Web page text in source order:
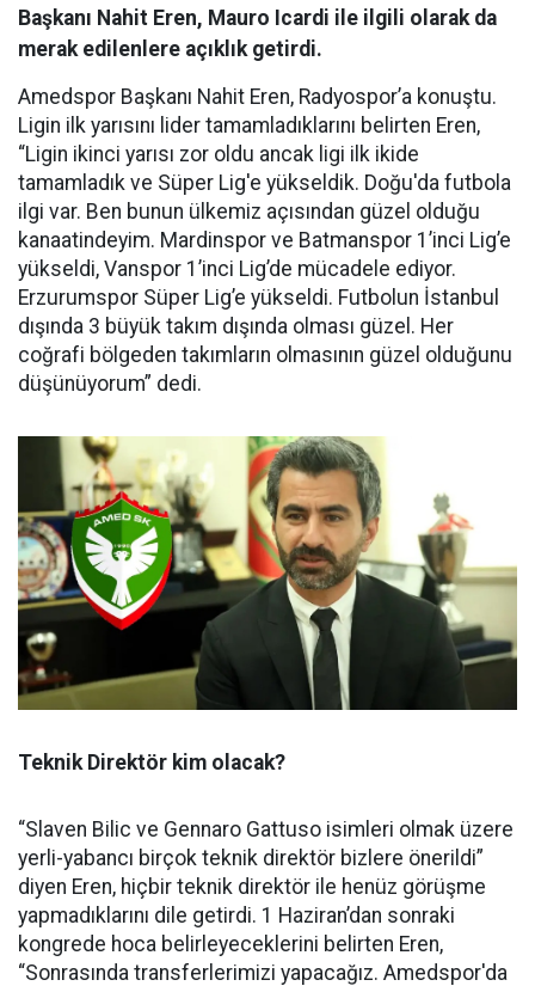
Başkanı Nahit Eren, Mauro Icardi ile ilgili olarak da
merak edilenlere açıklık getirdi.
Amedspor Başkanı Nahit Eren, Radyospor’a konuştu.
Ligin ilk yarısını lider tamamladıklarını belirten Eren,
“Ligin ikinci yarısı zor oldu ancak ligi ilk ikide
tamamladık ve Süper Lig'e yükseldik. Doğu'da futbola
ilgi var. Ben bunun ülkemiz açısından güzel olduğu
kanaatindeyim. Mardinspor ve Batmanspor 1’inci Lig’e
yükseldi, Vanspor 1’inci Lig’de mücadele ediyor.
Erzurumspor Süper Lig’e yükseldi. Futbolun İstanbul
dışında 3 büyük takım dışında olması güzel. Her
coğrafi bölgeden takımların olmasının güzel olduğunu
düşünüyorum” dedi.
Teknik Direktör kim olacak?
“Slaven Bilic ve Gennaro Gattuso isimleri olmak üzere
yerli-yabancı birçok teknik direktör bizlere önerildi”
diyen Eren, hiçbir teknik direktör ile henüz görüşme
yapmadıklarını dile getirdi. 1 Haziran’dan sonraki
kongrede hoca belirleyeceklerini belirten Eren,
“Sonrasında transferlerimizi yapacağız. Amedspor'da